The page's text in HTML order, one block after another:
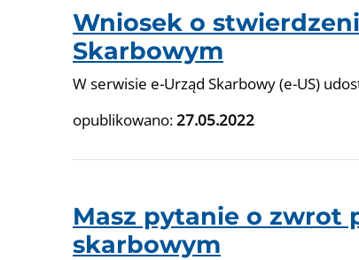
Wniosek o
Skarbowym
W serwisie e-Urząd Skarbowy (e-US)
opublikowano:27.05.2022
Masz pytanie o zwrot
skarbowym